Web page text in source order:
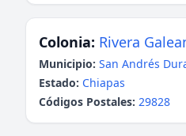
Colonia: Rivera
Municipio: San Andrés
Estado: Chiapas
Códigos Postales: 29828